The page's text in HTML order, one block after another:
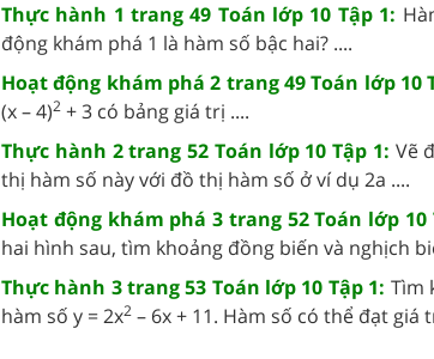
Thực hành 1 trang 49 Toán lớp 10 Tập 1:
động khám phá 1 là hàm số bậc hai? ....
Hoạt động khám phá 2 trang 49 Toán lớp 10
(x – 4)2 + 3 có bảng giá trị ....
Thực hành 2 trang 52 Toán lớp 10 Tập 1: Vẽ
thị hàm số này với đồ thị hàm số ở ví dụ 2a ....
Hoạt động khám phá 3 trang 52 Toán lớp 10
hai hình sau, tìm khoảng đồng biến và nghịch
Thực hành 3 trang 53 Toán lớp 10 Tập 1: Tìm
hàm số y = 2x2 – 6x + 11. Hàm số có thể đạt giá